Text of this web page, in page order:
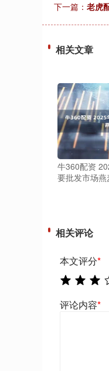
下一篇： 老虎
相关文章
牛360配资
要批发市场
相关评论
本文评分*
评论内容*